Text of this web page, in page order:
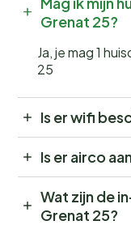
Grenat 25?
Ja, je mag 1
25
Is er wifi
Is er airco
Wat zijn de
Grenat 25?